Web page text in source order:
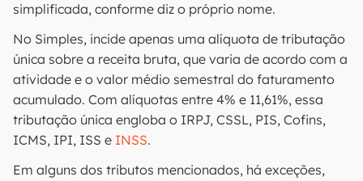
simplificada, conforme diz o próprio nome.
No Simples, incide apenas uma alíquota de tributação
única sobre a receita bruta, que varia de acordo com a
atividade e o valor médio semestral do faturamento
acumulado. Com alíquotas entre 4% e 11,61%, essa
tributação única engloba o IRPJ, CSSL, PIS, Cofins,
ICMS, IPI, ISS e INSS.
Em alguns dos tributos mencionados, há exceções,